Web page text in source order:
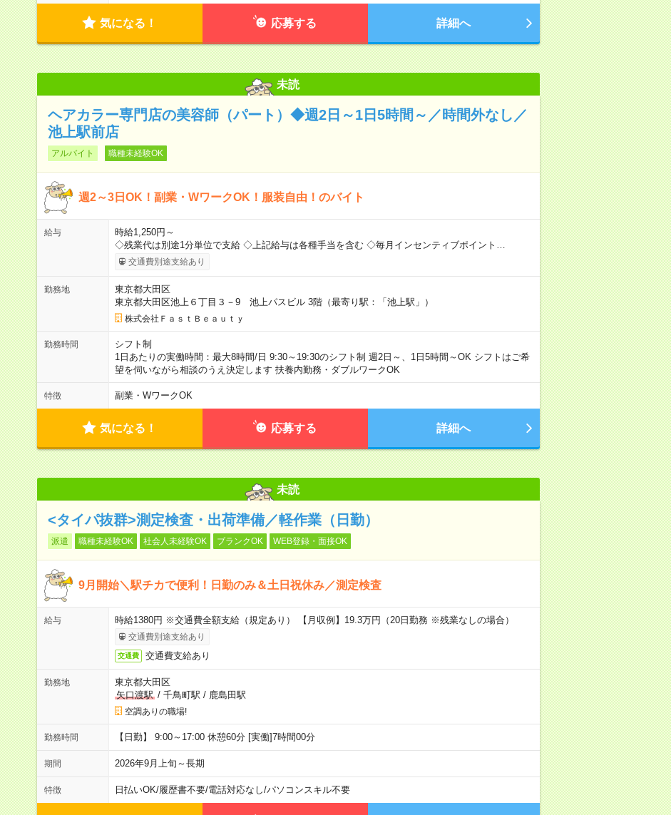
気になる！ 応募する 詳細へ
未読
ヘアカラー専門店の美容師（パート）◆週2日～1日5時間～／時間外なし／
池上駅前店
アルバイト 職種未経験OK
週2～3日OK！副業・WワークOK！服装自由！のバイト
給与
時給1,250円～
◇残業代は別途1分単位で支給 ◇上記給与は各種手当を含む ◇毎月インセンティブポイント…
交通費別途支給あり
勤務地
東京都大田区
東京都大田区池上６丁目３－9 池上パスビル 3階（最寄り駅：「池上駅」）
株式会社ＦａｓｔＢｅａｕｔｙ
勤務時間
シフト制
1日あたりの実働時間：最大8時間/日 9:30～19:30のシフト制 週2日～、1日5時間～OK シフトはご希
望を伺いながら相談のうえ決定します 扶養内勤務・ダブルワークOK
特徴 副業・WワークOK
気になる！ 応募する 詳細へ
未読
<タイパ抜群>測定検査・出荷準備／軽作業（日勤）
派遣 職種未経験OK 社会人未経験OK ブランクOK WEB登録・面接OK
9月開始＼駅チカで便利！日勤のみ＆土日祝休み／測定検査
給与 時給1380円 ※交通費全額支給（規定あり） 【月収例】19.3万円（20日勤務 ※残業なしの場合）
交通費別途支給あり
交通費 交通費支給あり
勤務地
東京都大田区
矢口渡駅/ 千鳥町駅 / 鹿島田駅
空調ありの職場!
勤務時間 【日勤】 9:00～17:00 休憩60分 [実働]7時間00分
期間 2026年9月上旬～長期
特徴 日払いOK/履歴書不要/電話対応なし/パソコンスキル不要